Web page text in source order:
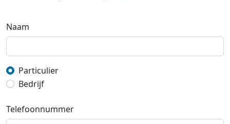
Naam
Particulier
Bedrijf
Telefoonnummer